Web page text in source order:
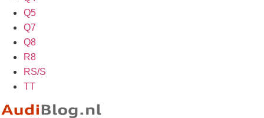
Q5
Q7
Q8
R8
RS/S
TT